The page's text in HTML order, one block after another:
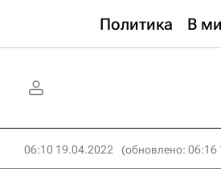
Политика В
06:10 19.04.2022 (обновлено: 06:16